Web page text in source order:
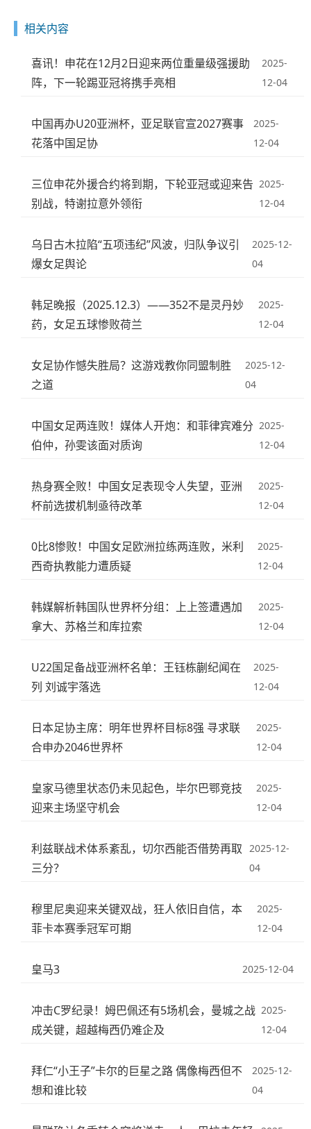
相关内容
喜讯！申花在12月2日迎来两位重量级强援助
阵，下一轮踢亚冠将携手亮相
2025-
12-04
中国再办U20亚洲杯，亚足联官宣2027赛事
花落中国足协
2025-
12-04
三位申花外援合约将到期，下轮亚冠或迎来告
别战，特谢拉意外领衔
2025-
12-04
乌日古木拉陷“五项违纪”风波，归队争议引
爆女足舆论
2025-12-
04
韩足晚报（2025.12.3）——352不是灵丹妙
药，女足五球惨败荷兰
2025-
12-04
女足协作憾失胜局？这游戏教你同盟制胜
之道
2025-12-
04
中国女足两连败！媒体人开炮：和菲律宾难分
伯仲，孙雯该面对质询
2025-
12-04
热身赛全败！中国女足表现令人失望，亚洲
杯前选拔机制亟待改革
2025-
12-04
0比8惨败！中国女足欧洲拉练两连败，米利
西奇执教能力遭质疑
2025-
12-04
韩媒解析韩国队世界杯分组：上上签遭遇加
拿大、苏格兰和库拉索
2025-
12-04
U22国足备战亚洲杯名单：王钰栋蒯纪闻在
列 刘诚宇落选
2025-
12-04
日本足协主席：明年世界杯目标8强 寻求联
合申办2046世界杯
2025-
12-04
皇家马德里状态仍未见起色，毕尔巴鄂竞技
迎来主场坚守机会
2025-
12-04
利兹联战术体系紊乱，切尔西能否借势再取
三分？
2025-12-
04
穆里尼奥迎来关键双战，狂人依旧自信，本
菲卡本赛季冠军可期
2025-
12-04
皇马3 2025-12-04
冲击C罗纪录！姆巴佩还有5场机会，曼城之战
成关键，超越梅西仍难企及
2025-
12-04
拜仁“小王子”卡尔的巨星之路 偶像梅西但不
想和谁比较
2025-12-
04